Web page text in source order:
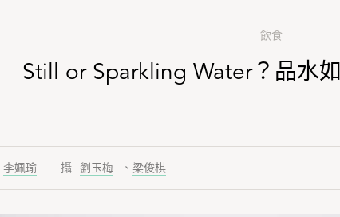
飲食
Still or Sparkling Water？品水
李姵瑜 劉玉梅 、 梁俊棋